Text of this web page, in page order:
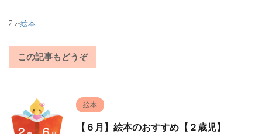
-絵本
この記事もどうぞ
絵本
【６月】絵本のおすすめ【２歳児】